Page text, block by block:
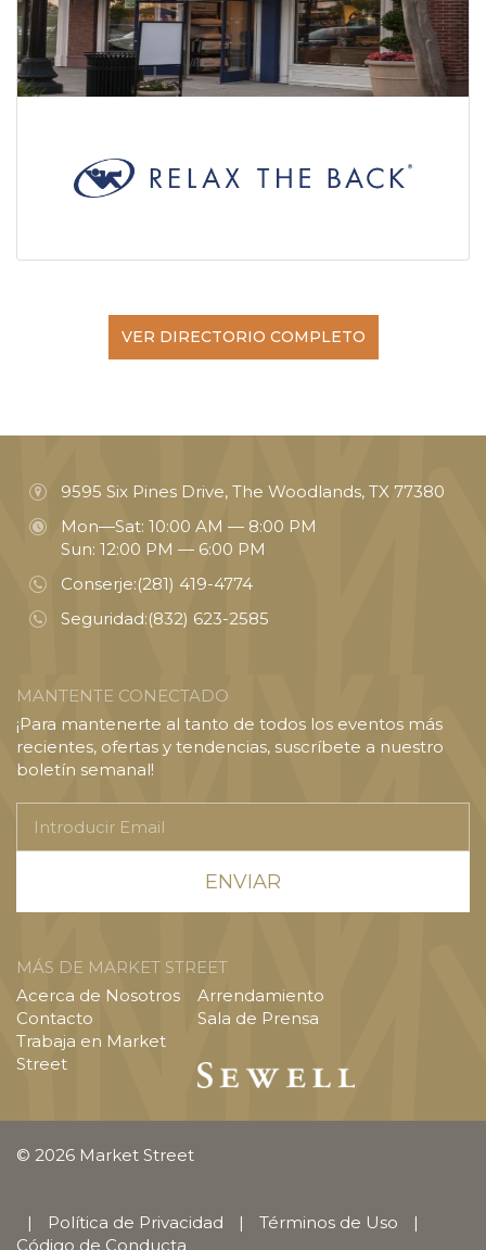
VER DIRECTORIO COMPLETO
9595 Six Pines Drive, The Woodlands, TX 77380
Mon—Sat: 10:00 AM — 8:00 PM
Sun: 12:00 PM — 6:00 PM
Conserje:(281) 419-4774
Seguridad:(832) 623-2585
MANTENTE CONECTADO
¡Para mantenerte al tanto de todos los eventos más
recientes, ofertas y tendencias, suscríbete a nuestro
boletín semanal!
Email
MÁS DE MARKET STREET
Acerca de Nosotros
Contacto
Trabaja en Market
Street
Arrendamiento
Sala de Prensa
© 2026 Market Street
| Política de Privacidad | Términos de Uso
|
Código de Conducta